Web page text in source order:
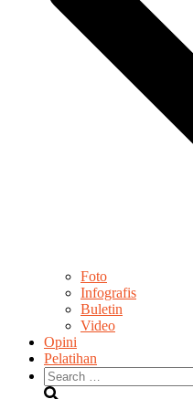
Foto
Infografis
Buletin
Video
Opini
Pelatihan
Search
for: